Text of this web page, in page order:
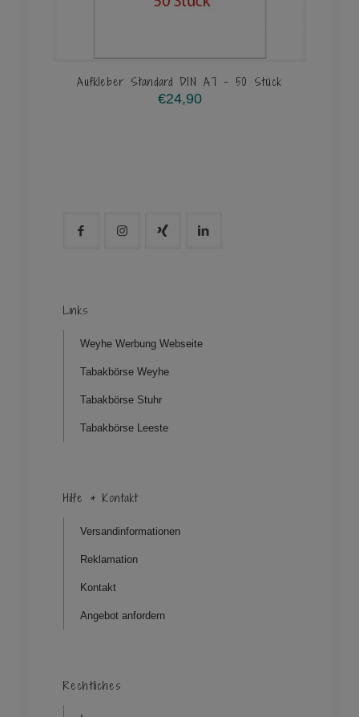
Aufkleber Standard DIN A7 – 50 Stück
€24,90
Links
Weyhe Werbung Webseite
Tabakbörse Weyhe
Tabakbörse Stuhr
Tabakbörse Leeste
Hilfe & Kontakt
Versandinformationen
Reklamation
Kontakt
Angebot anfordern
Rechtliches